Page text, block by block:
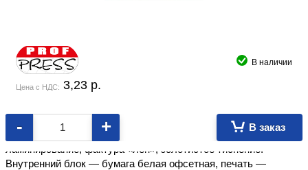
В наличии
Цена с НДС: 3,23 p.
- + В заказ
Формат ≈А6.
Обложка твердая картонная, глянцевое
ламинирование, фактура «лен», золотистое тиснение.
Внутренний блок — бумага белая офсетная, печать —